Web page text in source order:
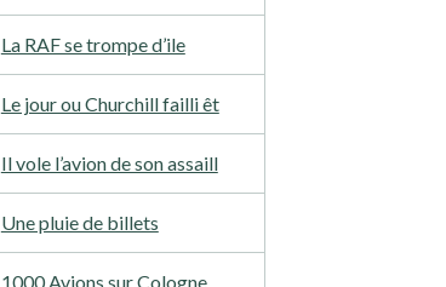
La RAF se trompe d’ile
Le jour ou Churchill failli êt
Il vole l’avion de son assaill
Une pluie de billets
1000 Avions sur Cologne